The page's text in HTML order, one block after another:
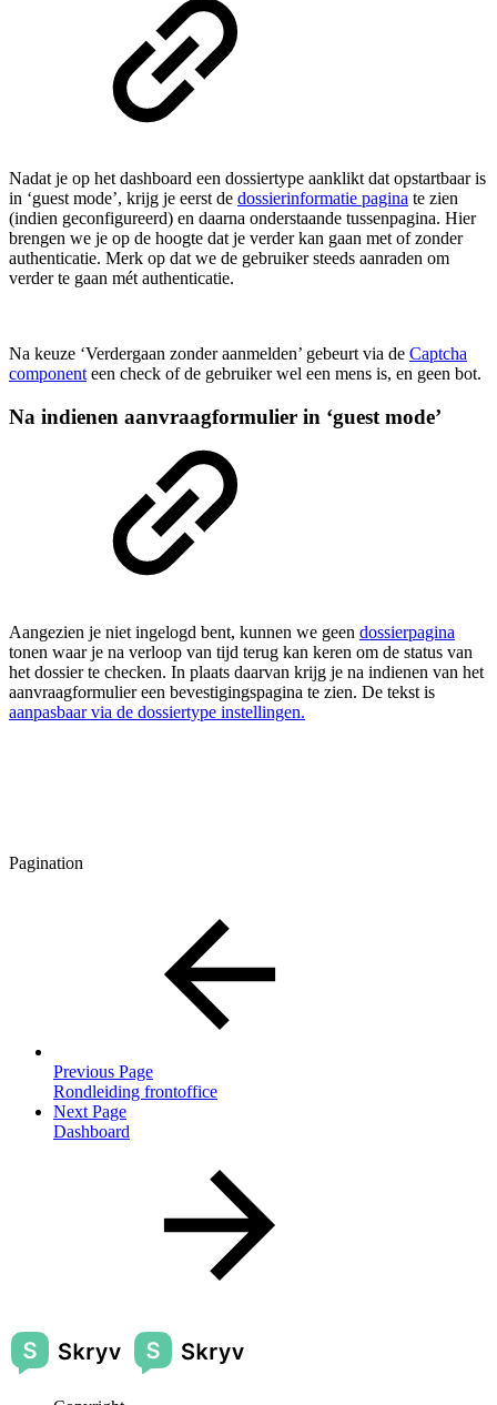
Nadat je op het dashboard een dossiertype aanklikt dat opstartbaar is
in ‘guest mode’, krijg je eerst de dossierinformatie pagina te zien
(indien geconfigureerd) en daarna onderstaande tussenpagina. Hier
brengen we je op de hoogte dat je verder kan gaan met of zonder
authenticatie. Merk op dat we de gebruiker steeds aanraden om
verder te gaan mét authenticatie.
Na keuze ‘Verdergaan zonder aanmelden’ gebeurt via de Captcha
componenteen check of de gebruiker wel een mens is, en geen bot.
Na indienen aanvraagformulier in ‘guest mode’
Aangezien je niet ingelogd bent, kunnen we geen dossierpagina
tonen waar je na verloop van tijd terug kan keren om de status van
het dossier te checken. In plaats daarvan krijg je na indienen van het
aanvraagformulier een bevestigingspagina te zien. De tekst is
aanpasbaar via de dossiertype instellingen.
Pagination
Previous Page
Rondleiding frontoffice
Next Page
Dashboard